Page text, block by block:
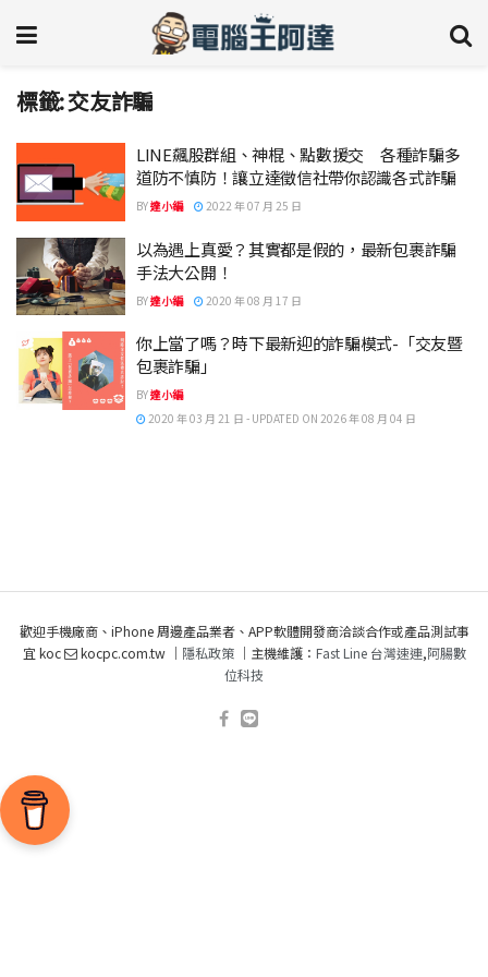
標籤:交友詐騙
LINE飆股群組、神棍、點數援交 各種詐騙多
道防不慎防！讓立達徵信社帶你認識各式詐騙
BY達小編 2022 年 07 月 25 日
以為遇上真愛？其實都是假的，最新包裹詐騙
手法大公開！
BY達小編 2020 年 08 月 17 日
你上當了嗎？時下最新迎的詐騙模式-「交友暨
包裹詐騙」
BY達小編
2020 年 03 月 21 日 - UPDATED ON 2026 年 08 月 04 日
歡迎手機廠商、iPhone 周邊產品業者、APP軟體開發商洽談合作或產品測試事
宜 koc
kocpc.com.tw ｜ 隱私政策｜主機維護： Fast Line 台灣速連,阿腸數
位科技